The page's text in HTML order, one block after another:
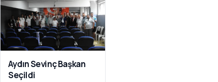
Aydın Sevinç Başkan
Seçildi